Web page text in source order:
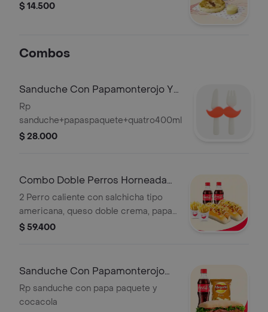
$ 14.500
Combos
Sanduche Con Papamonterojo Y
Gaseosa 400
Rp
sanduche+papaspaquete+quatro400ml
$ 28.000
Combo Doble Perros Horneadas
Y Gaseosa
2 Perro caliente con salchicha tipo
americana, queso doble crema, papa
callejera, pepinillos, cebolla, salsas de
gaseosas 400 ml
$ 59.400
Sanduche Con Papamonterojo
Cocacola 400
Rp sanduche con papa paquete y
cocacola